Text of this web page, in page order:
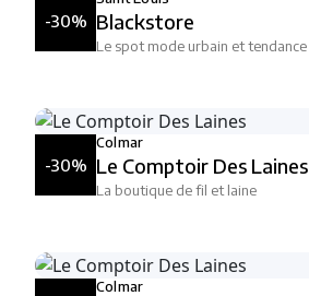
-30% Blackstore
Le spot mode urbain et tendance
-30%
Colmar
Le Comptoir Des Laines
La boutique de fil et laine
Colmar